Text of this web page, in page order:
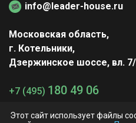
info@leader-house.ru
Московская область,
г. Котельники,
Дзержинское шоссе, вл.
+7 (495) 180 49 06
Заказать звонок
Этот сайт использует файлы